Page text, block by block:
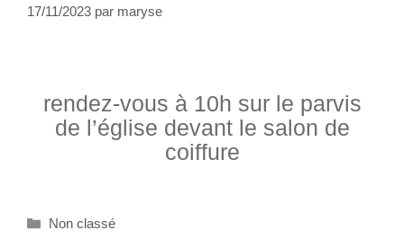
17/11/2023 par maryse
rendez-vous à 10h sur le parvis
de l’église devant le salon de
coiffure
Non classé